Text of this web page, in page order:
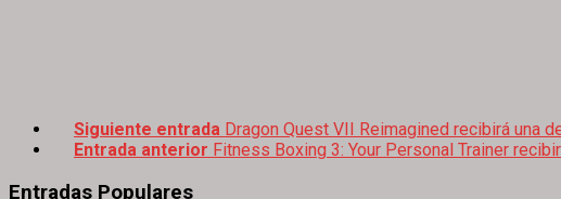
Siguiente entrada Dragon Quest VII Reimagined recibirá una
Entrada anterior Fitness Boxing 3: Your Personal Trainer
Entradas Populares